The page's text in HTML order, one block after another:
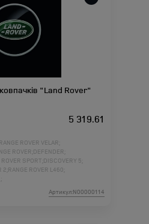
"Land Rover"
5 319.61
RANGE ROVER VELAR;
ROVER; DEFENDER;
SPORT; DISCOVERY 5;
2; RANGE ROVER L460;
Артикул:N00000114